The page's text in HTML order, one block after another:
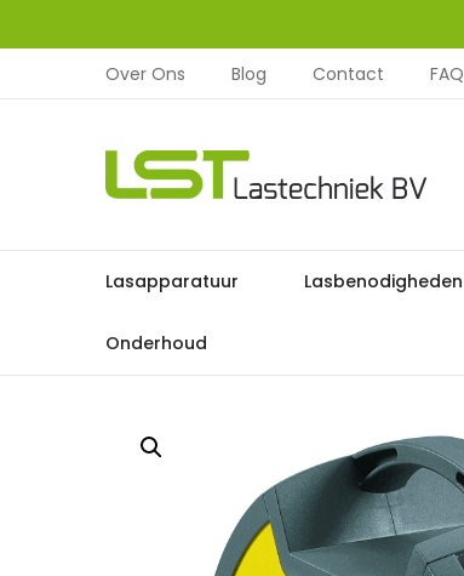
Over Ons Blog Contact FAQ
Lasapparatuur Lasbenodigheden
Onderhoud